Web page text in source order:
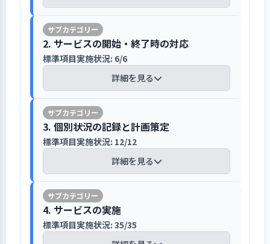
案件の種別によってトップダウンとボト
ムアップを使い分けながら意思決定をし
ている
園のマニュアルに計画と会議の進め方
が定められており、職員会議をはじめ
とする会議の回数や出席者内容などが
一覧表になっているほか、事案につい
ての最終決定や議題の優先順位づけな
ど、会議の考え方も明記されている。
園長はこのマニュアルに沿った運営と
共に、トップダウンの意思決定とボト
している。その際には同マニュアルの
定める課題解決フローチャートを用い
ながら日々の「報連相」から園運営の
課題を定義し、職員間での主体的なデ
度の把握のほか、今後の課題を取りま
とめている。今年度の中間集計ではポ
スター掲示の効果の高さや手づくりお
もちゃの高評価のほか、同事業の詳細
を伝える工夫の必要性などが確認され
メディア等で取り上げられた保育事故等
のニュースを踏まえ自園の運営を見直し
ている
社会の動向変化による子育てニーズへ
の対応に注力している一環として、メ
ディア等で取り上げられた保育事故等
に関するニュースを題材に日々の保育
内容を見直す機会を設けている。今年
た、保育園に通園してくる子どもの遊
びや睡眠、食事などの生活の変化、登
降園時の親子関係など普段から保護者
が気軽に子どものことを相談しやすい
場の提供が重要であるとしている。園
ではこの役割を果たすべく、朝の受け
携などを日々行っている。
区の推進しているSDGsへの取り組みに
子どもや保護者とともに参画している
区で取り組んでいるSDGsへの取り組み
に賛同し、園でも子どもと共にできる
ことを考えながら実践に移している。
その取り組みは多岐に渡っており、手洗
変更することで対応力を高めている。
また、園としての事業継続計画も定め
ており、同計画の第一目的を「人命の
安全確保」、第二の目的を「保育の継
続・早期再開」としている。一方で一
ザードマップから同園のある住宅階上
に上がることとしている。園ではこれ
を想定した避難訓練も行っており、多数
の住民の避難も想定した人員配置等で
有事の際の実行性を高めている。
電子情報のアクセス権限設定や個人情報
保護方針の運用で情報の適切な活用に努
メンターをサポートする仕組みを通じて
園を挙げて新規採用職員を育成している
新規採用職員が円滑に自身のキャリア
を積めるよう、メンターが中心となっ
て育成やサポートを担うこととなって
いる。園では新規採用職員育成計画を
段階的に定めており、特に最初の6ヶ月
間では区職員としての心構えや接遇、
公文書の作成と管理等を育成項目とし
ている。メンター役はベテランだけで
はなく、勤続3年目程度の職員が務める
こともある。メンターは区の職員課に
よる研修により指導方法を習得するほ
園の3か年事業計画の重点課題でもある安
全・衛生的な環境づくりの推進の一環と
して、昨年度には災害時に子どもの引き
渡しが安全に行えるよう、災害伝言ダイ
ヤルの活用を重要課題として捉え、避難
訓練の際の活用率80％を目標に掲げた。
練についての書面の配布のほか、訓練の
前日にはクラスノートでの周知も行っ
た。しかしながら、この活用率は60％に
留まった。園で原因分析を行った結果、
訓練についての告知方法に課題があり新
余地があることがわかった。今年度もこ
の取り組みは継続して行われており、告
知方法の変更や訓練回数の増加などを行
【講評】
区のホームページや園のしおりの配布
等を通じて園の情報を紹介している
区のホームページ内に設けられた同園
のページでは施設概要や保育目標のほ
か、保育園の一日の様子や季節ごとの
年間スケジュールが紹介されている。
また、園の玄関に設置されている園の
概要や保育園のしおりには保育理念や
保育方針のほか、園舎見取り図や給
食、園までの交通経路等が掲載されて
いる。地域向けの園外掲示板も重要な
情報発信媒体となっており、保育理念
2. サービスの開始・終了時の対応
標準項目実施状況: 6/6
詳細を見る
【講評】
入園にあたり、園の重要事項や基本的
ルールを説明し、保護者の同意を得て
いる
サービスの開始にあたり、親子で保育
園に来園してもらい、園長と保育士が
内容に応じ分担して新入園面接を行っ
3. 個別状況の記録と計画策定
標準項目実施状況: 12/12
詳細を見る
【講評】
子どもの情報は、組織が定めた統一し
4. サービスの実施
標準項目実施状況: 35/35